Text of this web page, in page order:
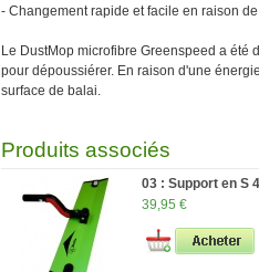
- Changement rapide et facile en raison
Le DustMop microfibre Greenspeed a
pour dépoussiérer. En raison d'une
surface de balai.
Produits associés
03 : Support en S
39,95 €